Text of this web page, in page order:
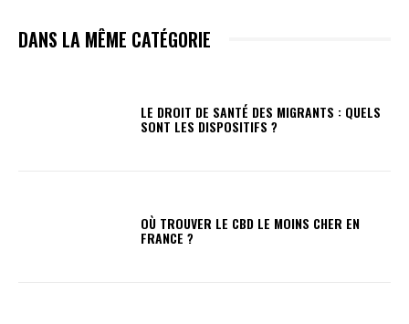
DANS LA MÊME CATÉGORIE
LE DROIT DE SANTÉ DES MIGRANTS : QUELS
SONT LES DISPOSITIFS ?
OÙ TROUVER LE CBD LE MOINS CHER EN
FRANCE ?